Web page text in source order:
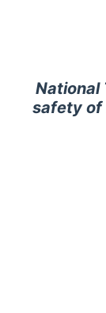
National
safety of